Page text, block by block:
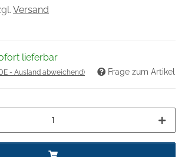
Versand
lieferbar
- Ausland abweichend) Frage zum Artikel